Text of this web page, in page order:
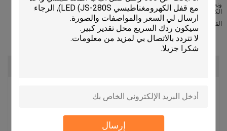
إرسال
ونحن نقدم العديد من قفل الإلكترونية، مثل: قفل المغناطيسي الباب، قفل ديدبولت
الكهربائية، ضربة كهربائية، قفل الترباس الكهربائية،
القفل الإلكتروني. قفل الباب. صلاحية التحكم صلاحية الدخول.
التقييمات والمراجعات
5.0